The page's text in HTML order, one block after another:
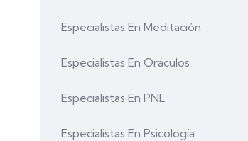
Especialistas En Meditación
Especialistas En Oráculos
Especialistas En PNL
Especialistas En Psicología